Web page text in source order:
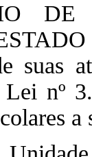
suas
nº